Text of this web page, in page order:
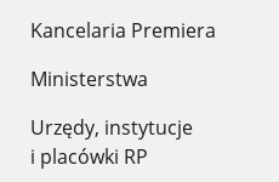
Kancelaria Premiera
Ministerstwa
Urzędy, instytucje
i placówki RP